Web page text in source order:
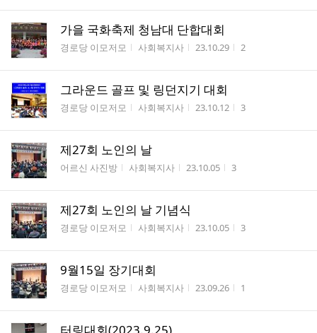
가을 국화축제 청남대 단합대회
게시판명
경로당 이모저모 작성자
사회복지사 작성시간
23.10.29 조회수
2
그라운드 골프 및 링던지기 대회
게시판명
경로당 이모저모 작성자
사회복지사 작성시간
23.10.12 조회수
3
제27회 노인의 날
게시판명
어르신 사진방 작성자
사회복지사 작성시간
23.10.05 조회수
3
제27회 노인의 날 기념식
게시판명
경로당 이모저모 작성자
사회복지사 작성시간
23.10.05 조회수
3
9월15일 장기대회
게시판명
경로당 이모저모 작성자
사회복지사 작성시간
23.09.26 조회수
1